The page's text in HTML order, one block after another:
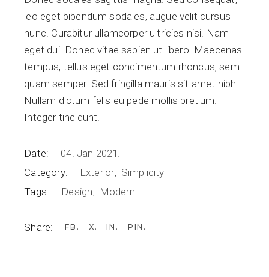
leo eget bibendum sodales, augue velit cursus
nunc. Curabitur ullamcorper ultricies nisi. Nam
eget dui. Donec vitae sapien ut libero. Maecenas
tempus, tellus eget condimentum rhoncus, sem
quam semper. Sed fringilla mauris sit amet nibh.
Nullam dictum felis eu pede mollis pretium.
Integer tincidunt.
Date:
04. Jan 2021.
Category:
Exterior Simplicity
Tags:
Design Modern
Share: FB X IN PIN